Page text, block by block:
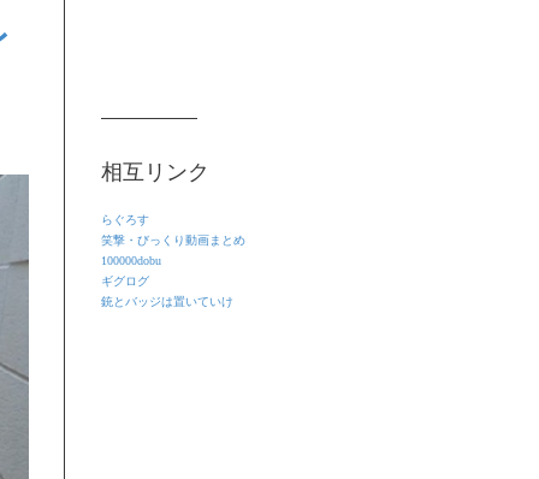
相互リンク
らぐろす
笑撃・びっくり動画まとめ
100000dobu
ギグログ
銃とバッジは置いていけ